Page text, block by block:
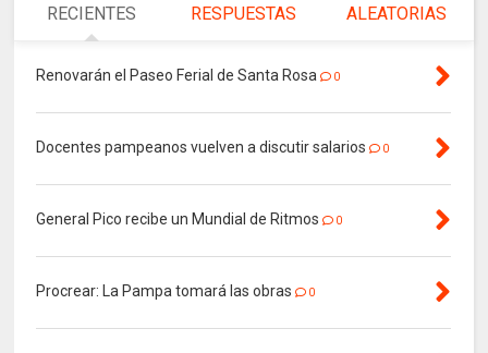
RECIENTES RESPUESTAS ALEATORIAS
Renovarán el Paseo Ferial de Santa Rosa 0
Docentes pampeanos vuelven a discutir salarios 0
General Pico recibe un Mundial de Ritmos 0
Procrear: La Pampa tomará las obras 0